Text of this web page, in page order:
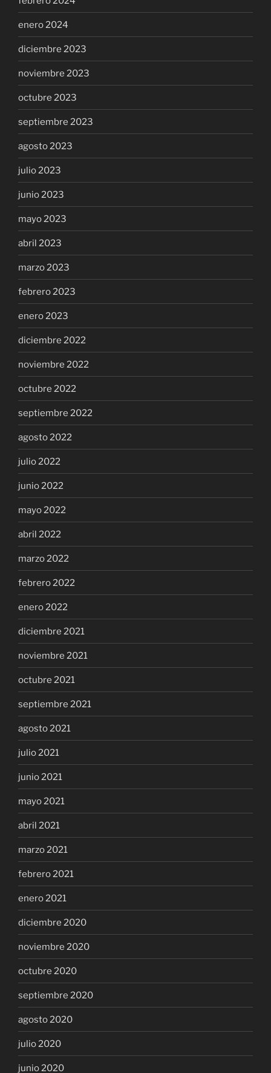
enero 2024
diciembre 2023
noviembre 2023
octubre 2023
septiembre 2023
agosto 2023
julio 2023
junio 2023
mayo 2023
abril 2023
marzo 2023
febrero 2023
enero 2023
diciembre 2022
noviembre 2022
octubre 2022
septiembre 2022
agosto 2022
julio 2022
junio 2022
mayo 2022
abril 2022
marzo 2022
febrero 2022
enero 2022
diciembre 2021
noviembre 2021
octubre 2021
septiembre 2021
agosto 2021
julio 2021
junio 2021
mayo 2021
abril 2021
marzo 2021
febrero 2021
enero 2021
diciembre 2020
noviembre 2020
octubre 2020
septiembre 2020
agosto 2020
julio 2020
junio 2020